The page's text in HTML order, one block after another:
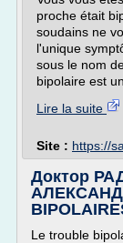
proche était
soudains ne
l'unique
sous le nom
bipolaire est
Lire la suite
Site : https://
Доктор
Le trouble